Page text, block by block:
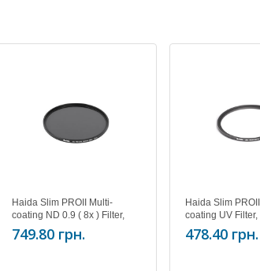
Haida Slim PROII Multi-
coating ND 0.9 ( 8x ) Filter,
52mm
749.80 грн.
Haida Slim
coating UV Filter,
478.40 грн.